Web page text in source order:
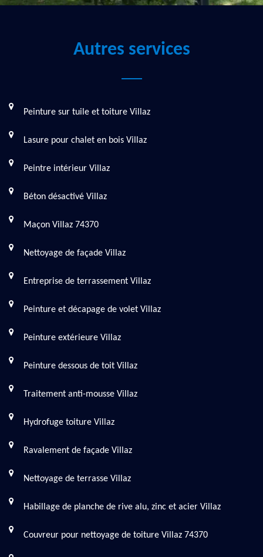
Autres services
Peinture sur tuile et toiture Villaz
Lasure pour chalet en bois Villaz
Peintre intérieur Villaz
Béton désactivé Villaz
Maçon Villaz 74370
Nettoyage de façade Villaz
Entreprise de terrassement Villaz
Peinture et décapage de volet Villaz
Peinture extérieure Villaz
Peinture dessous de toit Villaz
Traitement anti-mousse Villaz
Hydrofuge toiture Villaz
Ravalement de façade Villaz
Nettoyage de terrasse Villaz
Habillage de planche de rive alu, zinc et acier Villaz
Couvreur pour nettoyage de toiture Villaz 74370